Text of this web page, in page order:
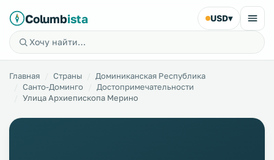
Columbista USD▾
Главная Страны
Доминиканская Республика
Санто-Доминго
Достопримечательности
Улица Архиепископа Мерино